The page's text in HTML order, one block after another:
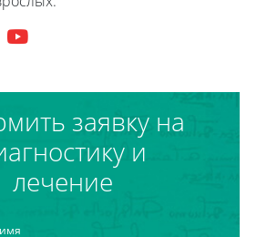
заявку на
и
лечение